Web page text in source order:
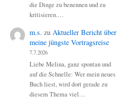
die Dinge zu benennen und zu
kritisieren.…
m.s. zu Aktueller Bericht über
meine jüngste Vortragsreise
7.7.2026
Liebe Melina, ganz spontan und
auf die Schnelle: Wer mein neues
Buch liest, wird dort gerade zu
diesem Thema viel…